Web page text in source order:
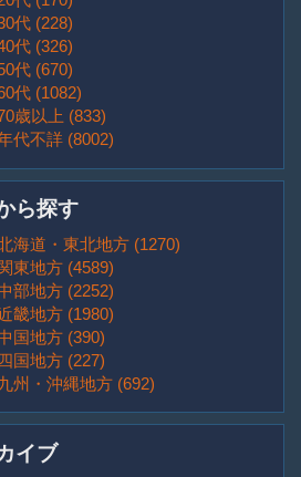
代 (228)
代 (326)
代 (670)
代 (1082)
歳以上 (833)
代不詳 (8002)
ら探す
海道・東北地方 (1270)
東地方 (4589)
部地方 (2252)
畿地方 (1980)
国地方 (390)
国地方 (227)
州・沖縄地方 (692)
イブ